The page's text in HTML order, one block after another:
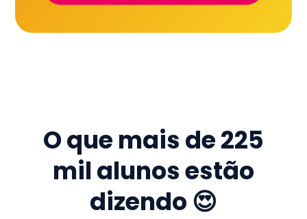
O que mais de225
mil alunos estão
dizendo 😍